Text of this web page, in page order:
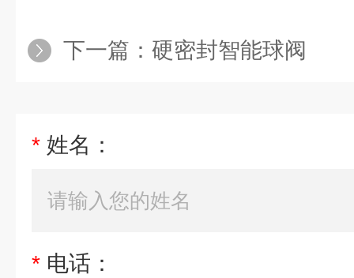
下一篇： 硬密封智能球阀
* 姓名：
* 电话：